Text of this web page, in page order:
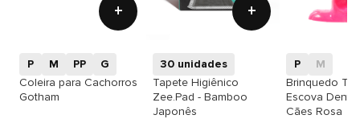
+
P M PP
G
Coleira para Cachorros
Gotham
+
30 unidades
Tapete Higiênico
Zee.Pad - Bamboo
Japonês
P
M
Brinquedo
Escova
Cães Rosa